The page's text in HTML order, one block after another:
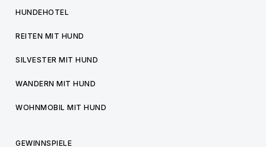
HUNDEHOTEL
REITEN MIT HUND
SILVESTER MIT HUND
WANDERN MIT HUND
WOHNMOBIL MIT HUND
GEWINNSPIELE